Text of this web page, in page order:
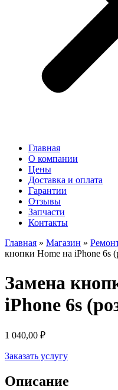
Главная
О компании
Цены
Доставка и оплата
Гарантии
Отзывы
Запчасти
Контакты
Главная » Магазин »
кнопки Home на iPhone 6s
Замена
iPhone 6s
1 040,00 ₽
Заказать услугу
Описание